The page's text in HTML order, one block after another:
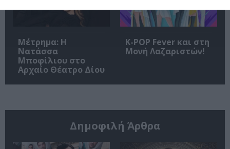
Μέτρημα: Η
Νατάσσα
Μποφίλιου στο
Αρχαίο Θέατρο Δίου
K-POP Fever και στη
Μονή Λαζαριστών!
Δημοφιλή Άρθρα